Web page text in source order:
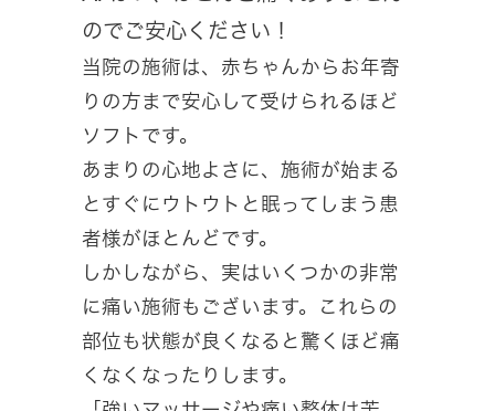
のでご安心ください！
当院の施術は、赤ちゃんからお年寄
りの方まで安心して受けられるほど
ソフトです。
あまりの心地よさに、施術が始まる
とすぐにウトウトと眠ってしまう患
者様がほとんどです。
しかしながら、実はいくつかの非常
に痛い施術もございます。これらの
部位も状態が良くなると驚くほど痛
くなくなったりします。